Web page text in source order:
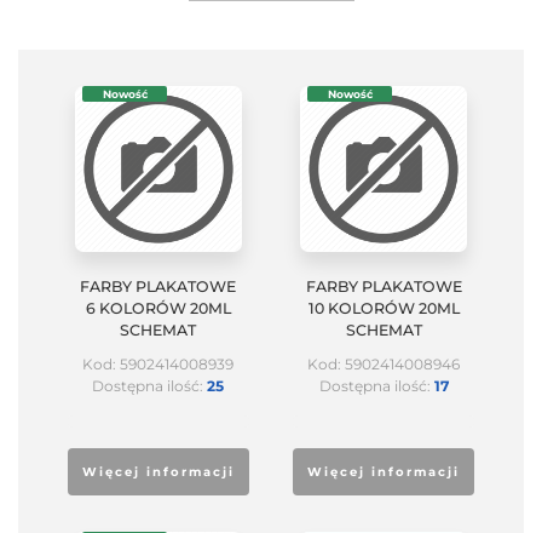
Nowość
FARBY PLAKATOWE
6 KOLORÓW 20ML
SCHEMAT
Kod: 5902414008939
Dostępna ilość:25
Więcej informacji
Nowość
FARBY PLAKATOWE
10 KOLORÓW 20ML
SCHEMAT
Kod: 5902414008946
Dostępna ilość: 17
Więcej informacji